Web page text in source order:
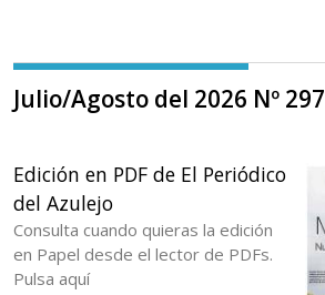
Julio/Agosto del 2026 Nº 297
Edición en PDF de El Periódico
del Azulejo
Consulta cuando quieras la edición
en Papel desde el lector de PDFs.
Pulsa aquí